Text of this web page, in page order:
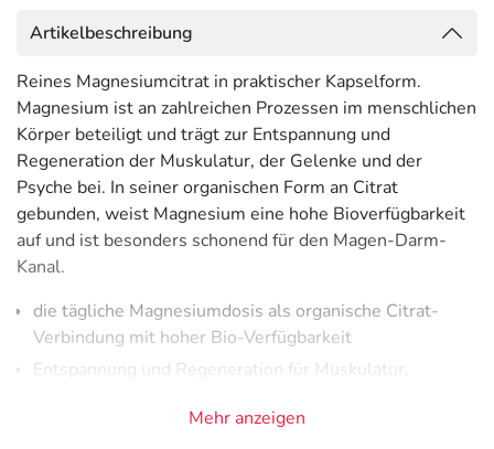
Artikelbeschreibung
Reines Magnesiumcitrat in praktischer Kapselform.
Magnesium ist an zahlreichen Prozessen im menschlichen
Körper beteiligt und trägt zur Entspannung und
Regeneration der Muskulatur, der Gelenke und der
Psyche bei. In seiner organischen Form an Citrat
gebunden, weist Magnesium eine hohe Bioverfügbarkeit
auf und ist besonders schonend für den Magen-Darm-
Kanal.
die tägliche Magnesiumdosis als organische Citrat-
Verbindung mit hoher Bio-Verfügbarkeit
Entspannung und Regeneration für Muskulatur,
Praktische Kapseln zur einfachen Einnahme
Mehr anzeigen